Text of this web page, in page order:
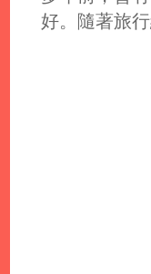
好。隨著旅